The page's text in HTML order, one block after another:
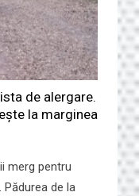
de alergare.
la marginea
merg pentru
de la